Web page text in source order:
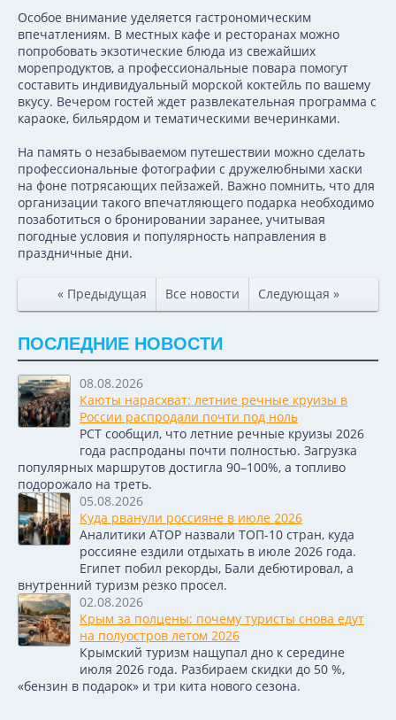
Особое внимание уделяется гастрономическим
впечатлениям. В местных кафе и ресторанах можно
попробовать экзотические блюда из свежайших
морепродуктов, а профессиональные повара помогут
составить индивидуальный морской коктейль по вашему
вкусу. Вечером гостей ждет развлекательная программа с
караоке, бильярдом и тематическими вечеринками.
На память о незабываемом путешествии можно сделать
профессиональные фотографии с дружелюбными хаски
на фоне потрясающих пейзажей. Важно помнить, что для
организации такого впечатляющего подарка необходимо
позаботиться о бронировании заранее, учитывая
погодные условия и популярность направления в
праздничные дни.
« Предыдущая Все новости Следующая »
ПОСЛЕДНИЕ НОВОСТИ
08.08.2026
Каюты нарасхват: летние речные круизы в
России распродали почти под ноль
РСТ сообщил, что летние речные круизы 2026
года распроданы почти полностью. Загрузка
популярных маршрутов достигла 90–100%, а топливо
подорожало на треть.
05.08.2026
Куда рванули россияне в июле 2026
Аналитики АТОР назвали ТОП-10 стран, куда
россияне ездили отдыхать в июле 2026 года.
Египет побил рекорды, Бали дебютировал, а
внутренний туризм резко просел.
02.08.2026
Крым за полцены: почему туристы снова едут
на полуостров летом 2026
Крымский туризм нащупал дно к середине
июля 2026 года. Разбираем скидки до 50 %,
«бензин в подарок» и три кита нового сезона.